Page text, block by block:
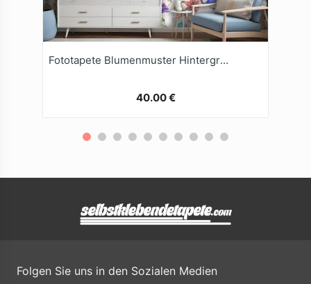
Fototapete Blumenmuster Hintergrund
40.00 €
Folgen Sie uns in den Sozialen Medien